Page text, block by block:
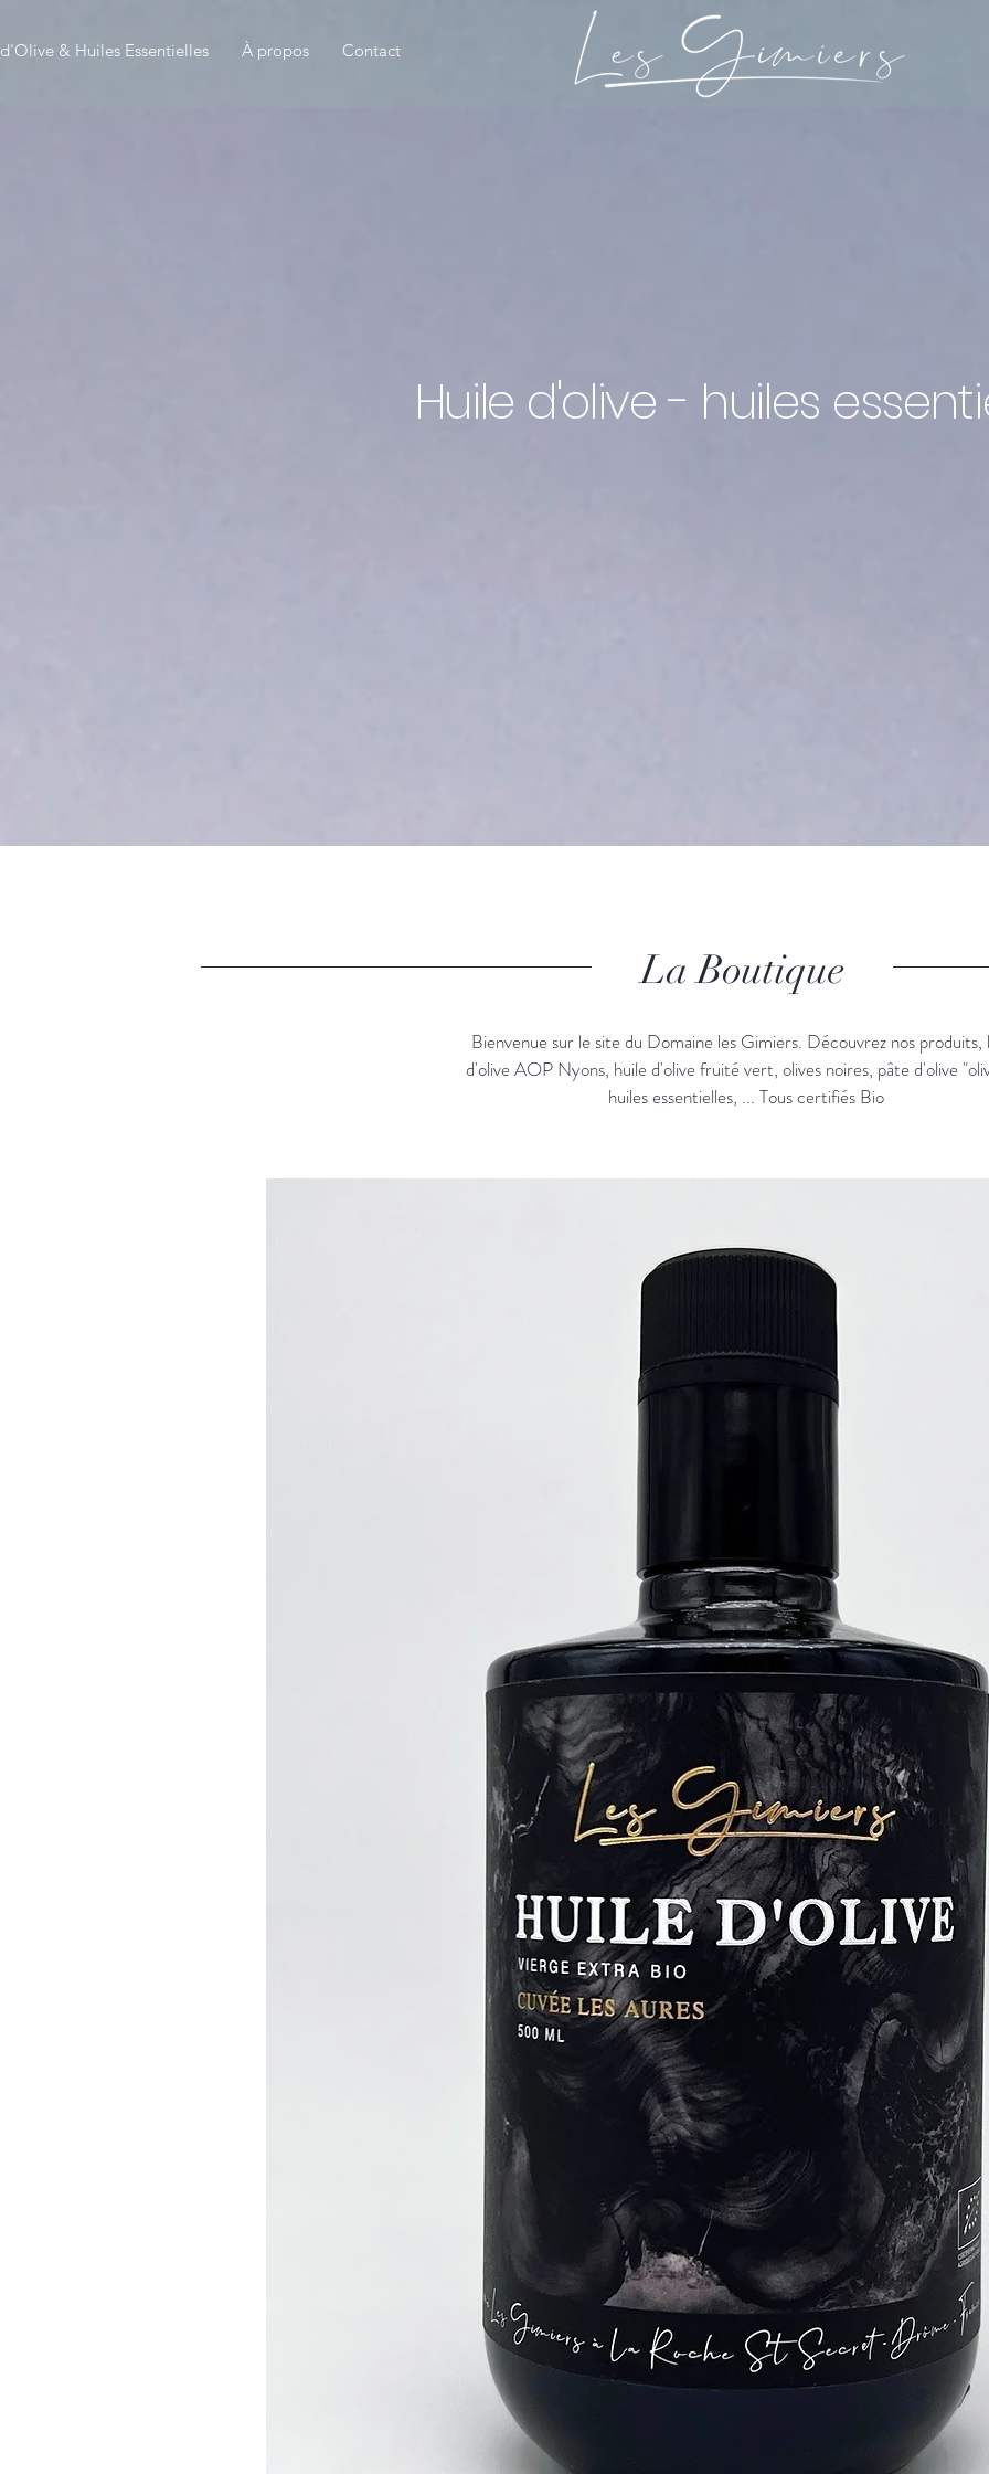
& Huiles Essentielles À propos Contact
Huile d'olive - huiles
La Boutique
Bienvenue sur le site du Domaine les Gimiers. Découvrez nos produits,
d'olive AOP Nyons, huile d'olive fruité vert, olives noires, pâte d'olive
huiles essentielles, ... Tous certifiés Bio